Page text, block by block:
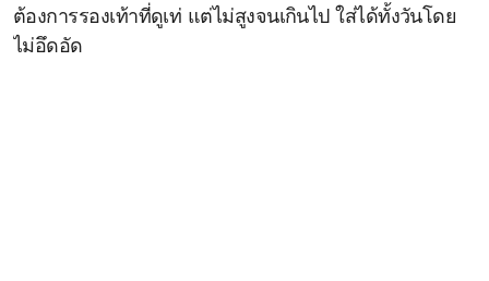
ต้องการรองเท้าที่ดูเท่ แต่ไม่สูงจนเกินไป ใส่ได้ทั้งวันโดย
ไม่อึดอัด